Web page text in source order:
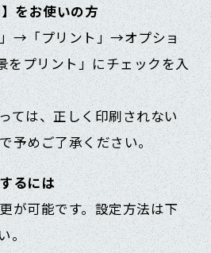
をお使いの方
→「プリント」→オプショ
プリント」にチェックを入
ては、正しく印刷されない
予めご了承ください。
るには
が可能です。設定方法は下
。